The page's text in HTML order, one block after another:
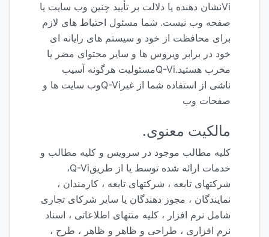
Viنشان دهنده یا دلالت بر تأیید چنین وب سایت یا
صفحه وب نیست. شما مسئول احتیاط های لازم
برای محافظت از خود و سیستم های رایانه ای
خود در برابر ویروس ها و سایر محتوای مضر یا
مخرب هستید.Q-Viمسئولیت هرگونه آسیب
ناشی از استفاده شما از غیرQ-Viوب سایت ها و
صفحات وب
مالکیت معنوی.
کلیه مطالب موجود در سرویس و کلیه مطالب و
خدمات ارائه شده توسط یا از طریقQ-Vi،
شرکتهای تابعه ، شرکتهای تابعه ، کارمندان ،
نمایندگان ، مجوز دهندگان یا سایر شرکای تجاری
شامل نرم افزار ، کلیه متنهای اطلاعاتی ، اسناد
نرم افزاری ، طراحی و ظاهر و ظاهر ، طرح ،